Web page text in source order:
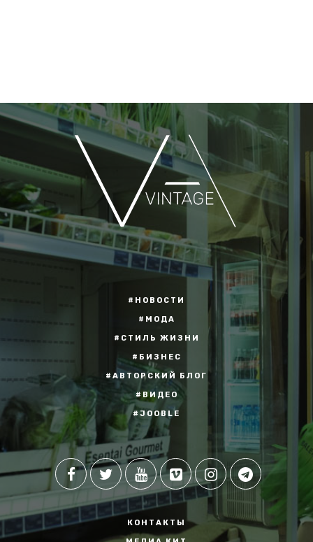
#НОВОСТИ
#МОДА
#СТИЛЬ ЖИЗНИ
#БИЗНЕС
#АВТОРСКИЙ БЛОГ
#ВИДЕО
#JOOBLE
КОНТАКТЫ